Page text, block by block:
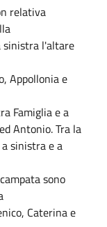
relativa
sinistra l'altare
Appollonia e
Famiglia e a
Antonio. Tra la
sinistra e a
sono
Caterina e